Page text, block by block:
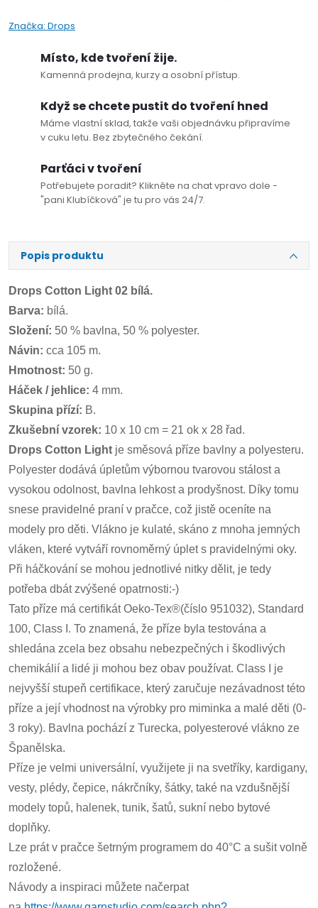
Značka: Drops
Místo, kde tvoření žije.
Kamenná prodejna, kurzy a osobní přístup.
Když se chcete pustit do tvoření hned
Máme vlastní sklad, takže vaši objednávku připravíme
v cuku letu. Bez zbytečného čekání.
Parťáci v tvoření
Potřebujete poradit? Klikněte na chat vpravo dole -
"pani Klubíčková" je tu pro vás 24/7.
Popis produktu
Drops Cotton Light 02 bílá.
Barva: bílá.
Složení: 50 % bavlna, 50 % polyester.
Návin: cca 105 m.
Hmotnost: 50 g.
Háček / jehlice: 4 mm.
Skupina přízí: B.
Zkušební vzorek: 10 x 10 cm = 21 ok x 28 řad.
Drops Cotton Light je směsová příze bavlny a polyesteru.
Polyester dodává úpletům výbornou tvarovou stálost a
vysokou odolnost, bavlna lehkost a prodyšnost. Díky tomu
snese pravidelné praní v pračce, což jistě oceníte na
modely pro děti. Vlákno je kulaté, skáno z mnoha jemných
vláken, které vytváří rovnoměrný úplet s pravidelnými oky.
Při háčkování se mohou jednotlivé nitky dělit, je tedy
potřeba dbát zvýšené opatrnosti:-)
Tato příze má certifikát Oeko-Tex®(číslo 951032), Standard
100, Class I. To znamená, že příze byla testována a
shledána zcela bez obsahu nebezpečných i škodlivých
chemikálií a lidé ji mohou bez obav používat. Class I je
nejvyšší stupeň certifikace, který zaručuje nezávadnost této
příze a její vhodnost na výrobky pro miminka a malé děti (0-
3 roky). Bavlna pochází z Turecka, polyesterové vlákno ze
Španělska.
Příze je velmi universální, využijete ji na svetříky, kardigany,
vesty, plédy, čepice, nákrčníky, šátky, také na vzdušnější
modely topů, halenek, tunik, šatů, sukní nebo bytové
doplňky.
Lze prát v pračce šetrným programem do 40°C a sušit volně
rozložené.
Návody a inspiraci můžete načerpat